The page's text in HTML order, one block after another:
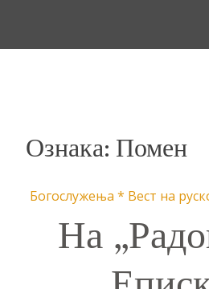
Ознака: Помен
Богослужења * Вест на
На